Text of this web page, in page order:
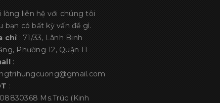
lòng liên hệ với chúng tôi
bạn có bất kỳ vấn đề gì.
chỉ : 71/33, Lãnh Binh
Phường 12, Quận 11
:
:
Ms.Trúc (Kinh